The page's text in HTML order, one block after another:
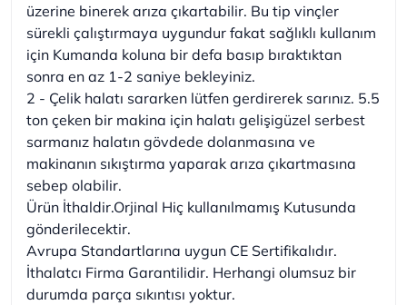
üzerine binerek arıza çıkartabilir. Bu tip vinçler
sürekli çalıştırmaya uygundur fakat sağlıklı kullanım
için Kumanda koluna bir defa basıp bıraktıktan
sonra en az 1-2 saniye bekleyiniz.
2 - Çelik halatı sararken lütfen gerdirerek sarınız. 5.5
ton çeken bir makina için halatı gelişigüzel serbest
sarmanız halatın gövdede dolanmasına ve
makinanın sıkıştırma yaparak arıza çıkartmasına
sebep olabilir.
Ürün İthaldir.Orjinal Hiç kullanılmamış Kutusunda
gönderilecektir.
Avrupa Standartlarına uygun CE Sertifikalıdır.
İthalatcı Firma Garantilidir. Herhangi olumsuz bir
durumda parça sıkıntısı yoktur.